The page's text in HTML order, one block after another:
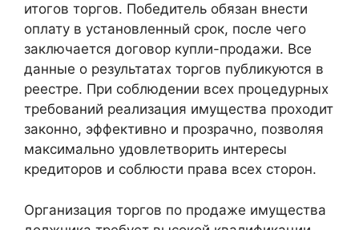
итогов торгов. Победитель обязан внести
оплату в установленный срок, после чего
заключается договор купли-продажи. Все
данные о результатах торгов публикуются в
реестре. При соблюдении всех процедурных
требований реализация имущества проходит
законно, эффективно и прозрачно, позволяя
максимально удовлетворить интересы
кредиторов и соблюсти права всех сторон.
Организация торгов по продаже имущества